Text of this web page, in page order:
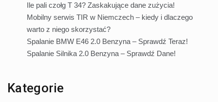
Ile pali czołg T 34? Zaskakujące dane zużycia!
Mobilny serwis TIR w Niemczech – kiedy i dlaczego
warto z niego skorzystać?
Spalanie BMW E46 2.0 Benzyna – Sprawdź Teraz!
Spalanie Silnika 2.0 Benzyna – Sprawdź Dane!
Kategorie